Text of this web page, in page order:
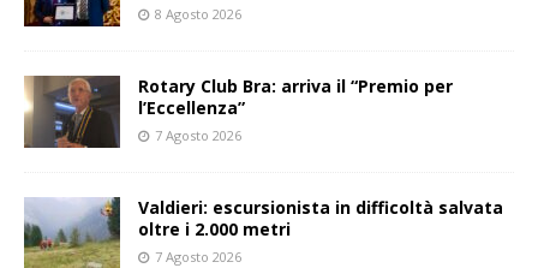
8 Agosto 2026
Rotary Club Bra: arriva il “Premio per
l’Eccellenza”
7 Agosto 2026
Valdieri: escursionista in difficoltà salvata
oltre i 2.000 metri
7 Agosto 2026